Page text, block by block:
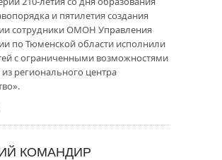
и пятилетия создания
сотрудники ОМОН Управления
по Тюменской области исполнили
с ограниченными возможностями
регионального центра
КОМАНДИР